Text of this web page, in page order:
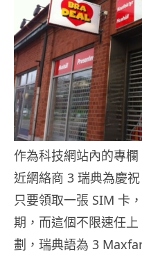
作為科技網站內的專
近網絡商 3 瑞典為慶
只要領取一張 SIM 卡
期，而這個不限速任
劃，瑞典語為 3